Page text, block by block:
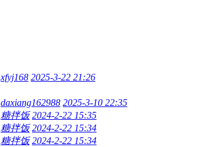
xfyj168 2025-3-22 21:26
daxiang162988 2025-3-10 22:35
糖拌饭 2024-2-22 15:35
糖拌饭 2024-2-22 15:34
糖拌饭 2024-2-22 15:34